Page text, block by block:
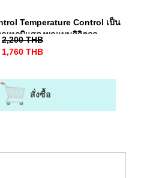
Temperature Control เป็น
ณหภูมิแสดงผลแบบดิจิตอล
2,200 THB
1,760 THB
สั่งซื้อ